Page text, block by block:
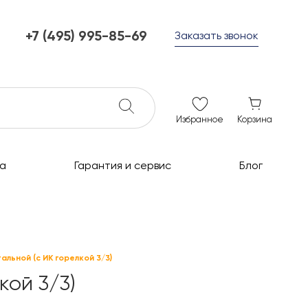
+7 (495) 995-85-69
ежедневно с 10 до 21
Заказать звонок
Избранное Корзина
Гарантия и сервис Блог
(с ИК горелкой 3/3)
3/3)